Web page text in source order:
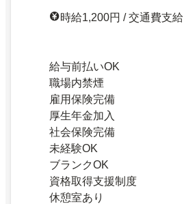
時給1,200円 / 交通費支給
給与前払いOK
職場内禁煙
雇用保険完備
厚生年金加入
社会保険完備
未経験OK
ブランクOK
資格取得支援制度
休憩室あり